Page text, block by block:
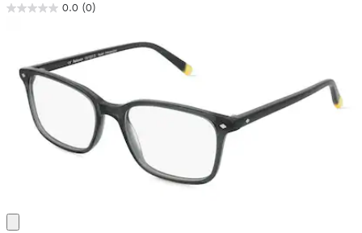
0.0 (0)
0.0
Sternen.